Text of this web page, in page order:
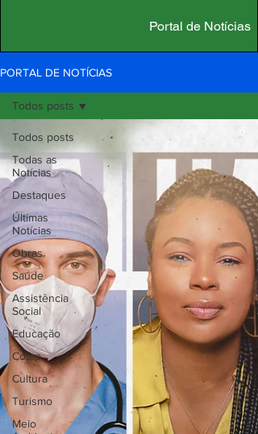
Portal de Notícias
PORTAL DE NOTÍCIAS
Todos posts
Todas as
Notícias
Destaques
Últimas
Notícias
Obras
Saúde
Assistência
Social
Educação
Cotap
Cultura
Turismo
Meio
Todos posts